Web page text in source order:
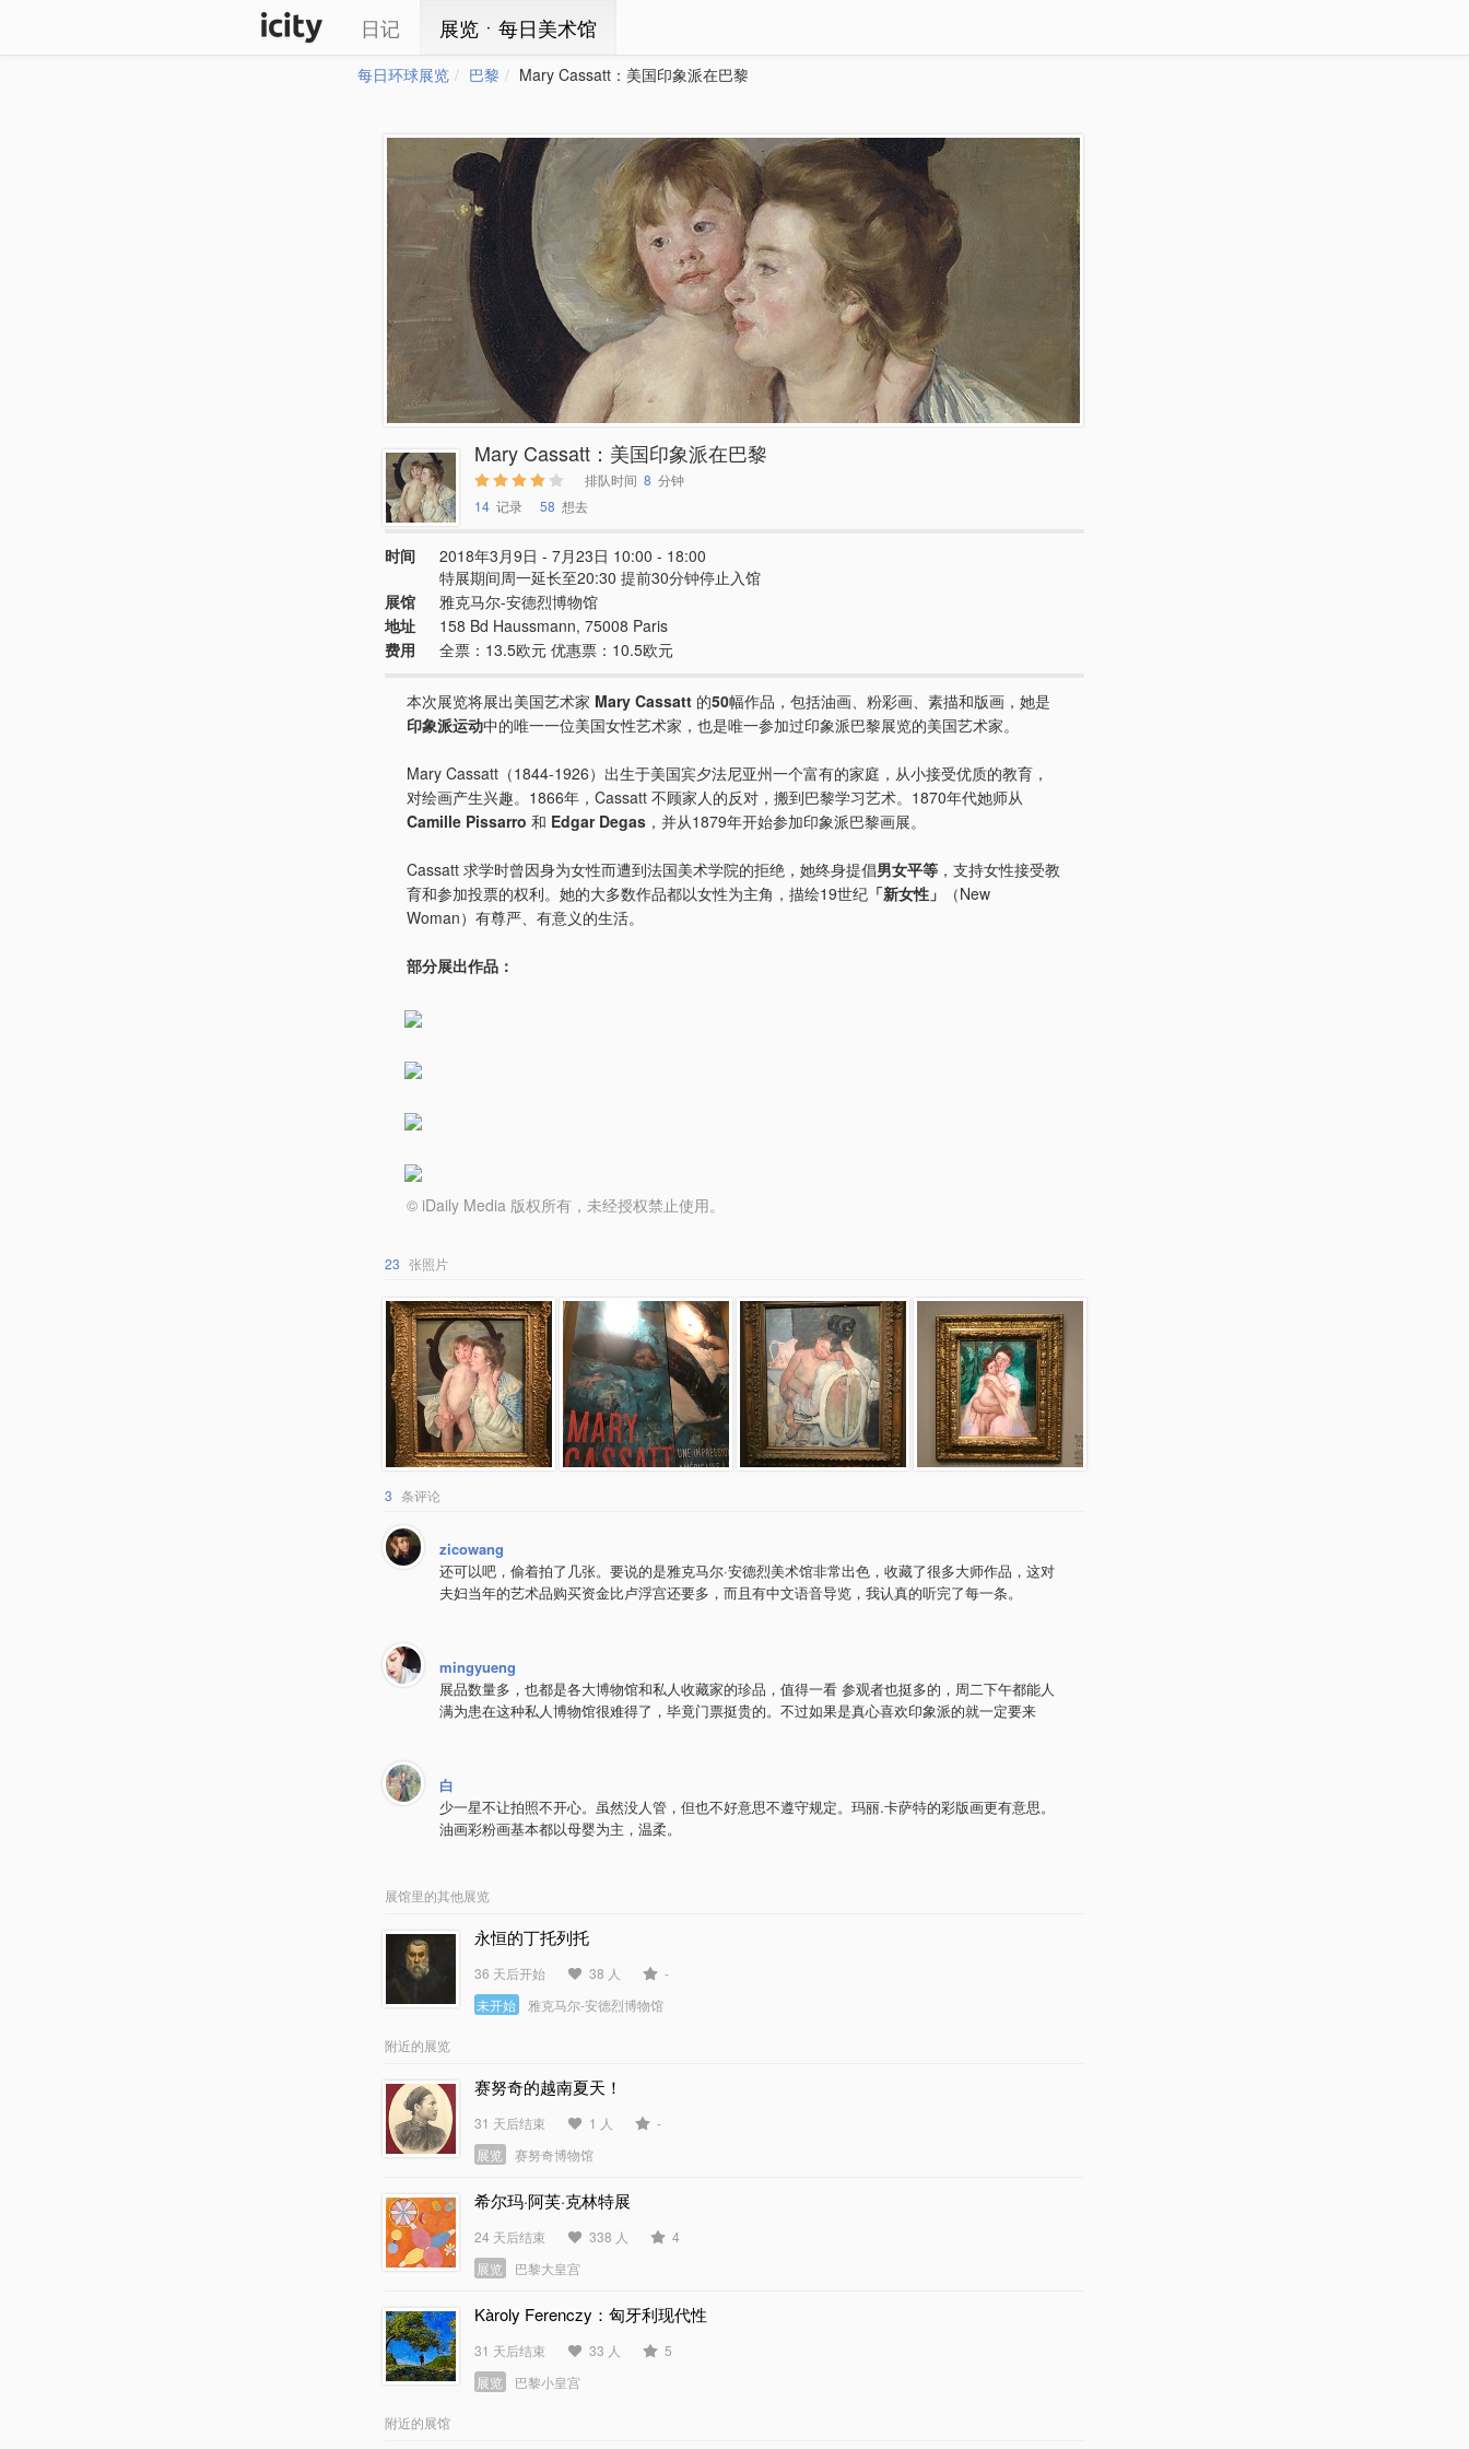
日记 展览ㆍ每日美术馆
每日环球展览 巴黎 Mary Cassatt：美国印象派在巴黎
Mary Cassatt：美国印象派在巴黎
排队时间 8 分钟
14 记录 58 想去
时间
2018年3月9日 - 7月23日 10:00 - 18:00
特展期间周一延长至20:30 提前30分钟停止入馆
展馆
雅克马尔-安德烈博物馆
地址
158 Bd Haussmann, 75008 Paris
费用
全票：13.5欧元 优惠票：10.5欧元
本次展览将展出美国艺术家 Mary Cassatt 的50幅作品，包括油画、粉彩画、素描和版画，她是
印象派运动中的唯一一位美国女性艺术家，也是唯一参加过印象派巴黎展览的美国艺术家。
Mary Cassatt（1844-1926）出生于美国宾夕法尼亚州一个富有的家庭，从小接受优质的教育，
对绘画产生兴趣。1866年，Cassatt 不顾家人的反对，搬到巴黎学习艺术。1870年代她师从
Camille Pissarro 和 Edgar Degas ，并从1879年开始参加印象派巴黎画展。
Cassatt 求学时曾因身为女性而遭到法国美术学院的拒绝，她终身提倡男女平等 ，支持女性接受教
育和参加投票的权利。她的大多数作品都以女性为主角，描绘19世纪 「新女性」
（New
Woman）有尊严、有意义的生活。
部分展出作品：
© iDaily Media 版权所有，未经授权禁止使用。
23 张照片
3 条评论
zicowang
还可以吧，偷着拍了几张。要说的是雅克马尔·安德烈美术馆非常出色，收藏了很多大师作品，这对
夫妇当年的艺术品购买资金比卢浮宫还要多，而且有中文语音导览，我认真的听完了每一条。
mingyueng
展品数量多，也都是各大博物馆和私人收藏家的珍品，值得一看 参观者也挺多的，周二下午都能人
满为患在这种私人博物馆很难得了，毕竟门票挺贵的。不过如果是真心喜欢印象派的就一定要来
白
少一星不让拍照不开心。虽然没人管，但也不好意思不遵守规定。玛丽.卡萨特的彩版画更有意思。
油画彩粉画基本都以母婴为主，温柔。
展馆里的其他展览
永恒的丁托列托
36 天后开始 38 人
-
未开始
雅克马尔-安德烈博物馆
附近的展览
赛努奇的越南夏天！
31 天后结束 1 人
-
展览
赛努奇博物馆
希尔玛·阿芙·克林特展
24 天后结束 338 人
4
展览
巴黎大皇宫
Kàroly Ferenczy：匈牙利现代性
31 天后结束 33 人
5
展览
巴黎小皇宫
附近的展馆